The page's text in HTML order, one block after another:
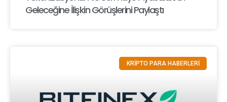
Geleceğine İlişkin Görüşlerini Paylaştı
KRİPTO PARA HABERLERİ